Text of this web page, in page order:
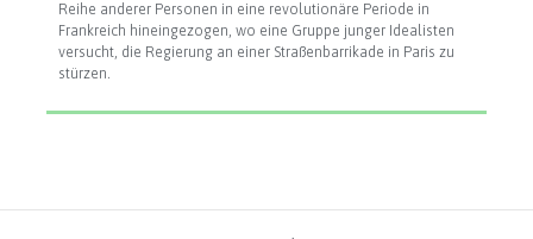
Reihe anderer Personen in eine revolutionäre Periode in
Frankreich hineingezogen, wo eine Gruppe junger Idealisten
versucht, die Regierung an einer Straßenbarrikade in Paris zu
stürzen.